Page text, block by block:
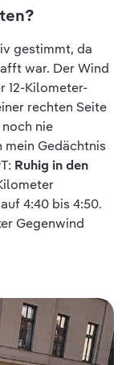
gestimmt, da
war. Der Wind
12-Kilometer-
rechten Seite
nie
mein Gedächtnis
Ruhig in den
4:40 bis 4:50.
Gegenwind